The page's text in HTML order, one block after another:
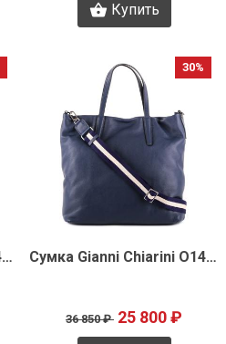
Купить
Сумка Gianni Chiarini O1445
30%
Быстрый просмотр Сумка Gianni Chiarini O1440
36 850 ₽ 25 800 ₽